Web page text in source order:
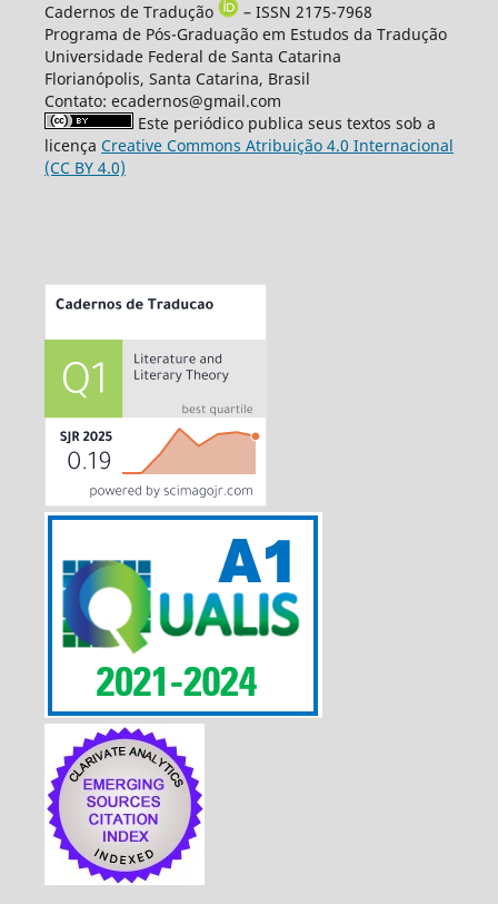
Cadernos de Tradução
– ISSN 2175-7968
Programa de Pós-Graduação em Estudos da Tradução
Universidade Federal de Santa Catarina
Florianópolis, Santa Catarina, Brasil
Contato: ecadernos@gmail.com
Este periódico publica seus textos sob a
licença Creative Commons Atribuição 4.0 Internacional
(CC BY 4.0)